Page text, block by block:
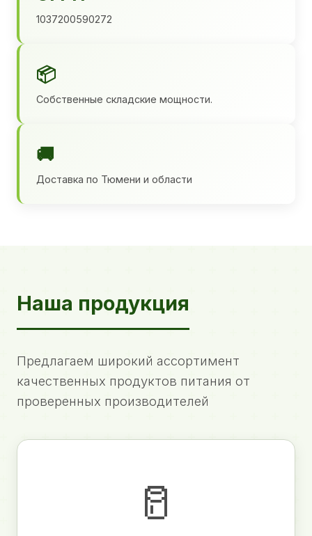
1037200590272
📦
Собственные складские мощности.
🚚
Доставка по Тюмени и области
Наша продукция
Предлагаем широкий ассортимент
качественных продуктов питания от
проверенных производителей
🥛